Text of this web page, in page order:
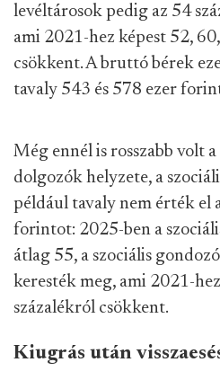
levéltárosok pedig az 54
ami 2021-hez képest 52,
csökkent. A bruttó bérek
tavaly 543 és 578 ezer
Még ennél is rosszabb volt
dolgozók helyzete, a
például tavaly nem érték el
forintot: 2025-ben a
átlag 55, a szociális
keresték meg, ami 2021-
százalékról csökkent.
Kiugrás után